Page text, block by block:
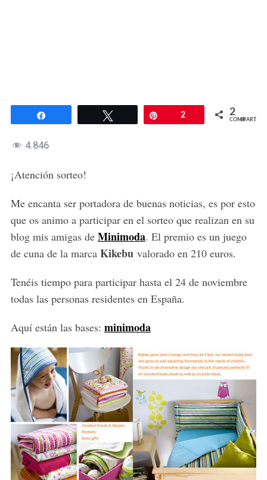
Twittear 2 2
COMPARTIR
4.846
¡Atención sorteo!
Me encanta ser portadora de buenas noticias, es por esto
que os animo a participar en el sorteo que realizan en su
blog mis amigas de Minimoda. El premio es un juego
de cuna de la marca Kikebu valorado en 210 euros.
Tenéis tiempo para participar hasta el 24 de noviembre
todas las personas residentes en España.
Aquí están las bases: minimoda